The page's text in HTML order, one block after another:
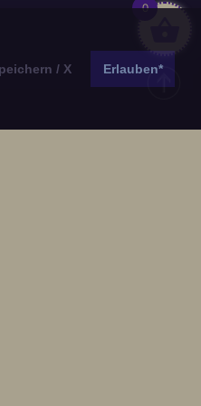
0
/ X Erlauben*